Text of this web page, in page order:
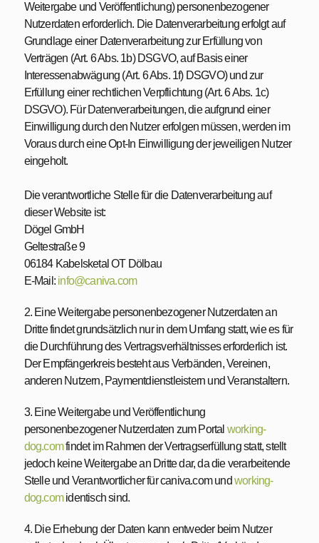
Weitergabe und Veröffentlichung) personenbezogener
Nutzerdaten erforderlich. Die Datenverarbeitung erfolgt auf
Grundlage einer Datenverarbeitung zur Erfüllung von
Verträgen (Art. 6 Abs. 1b) DSGVO, auf Basis einer
Interessenabwägung (Art. 6 Abs. 1f) DSGVO) und zur
Erfüllung einer rechtlichen Verpflichtung (Art. 6 Abs. 1c)
DSGVO). Für Datenverarbeitungen, die aufgrund einer
Einwilligung durch den Nutzer erfolgen müssen, werden im
Voraus durch eine Opt-In Einwilligung der jeweiligen Nutzer
eingeholt.
Die verantwortliche Stelle für die Datenverarbeitung auf
dieser Website ist:
Dögel GmbH
Geltestraße 9
06184 Kabelsketal OT Dölbau
E-Mail: info@caniva.com
2. Eine Weitergabe personenbezogener Nutzerdaten an
Dritte findet grundsätzlich nur in dem Umfang statt, wie es für
die Durchführung des Vertragsverhältnisses erforderlich ist.
Der Empfängerkreis besteht aus Verbänden, Vereinen,
anderen Nutzern, Paymentdienstleistern und Veranstaltern.
3. Eine Weitergabe und Veröffentlichung
personenbezogener Nutzerdaten zum Portal working-
dog.comfindet im Rahmen der Vertragserfüllung statt, stellt
jedoch keine Weitergabe an Dritte dar, da die verarbeitende
Stelle und Verantwortlicher für caniva.com und working-
dog.comidentisch sind.
4. Die Erhebung der Daten kann entweder beim Nutzer